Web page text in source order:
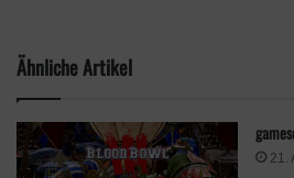
Wie auch der Vorgänger wird das
„weltenbauer Software Entwicklung
Ähnliche Artikel
21.